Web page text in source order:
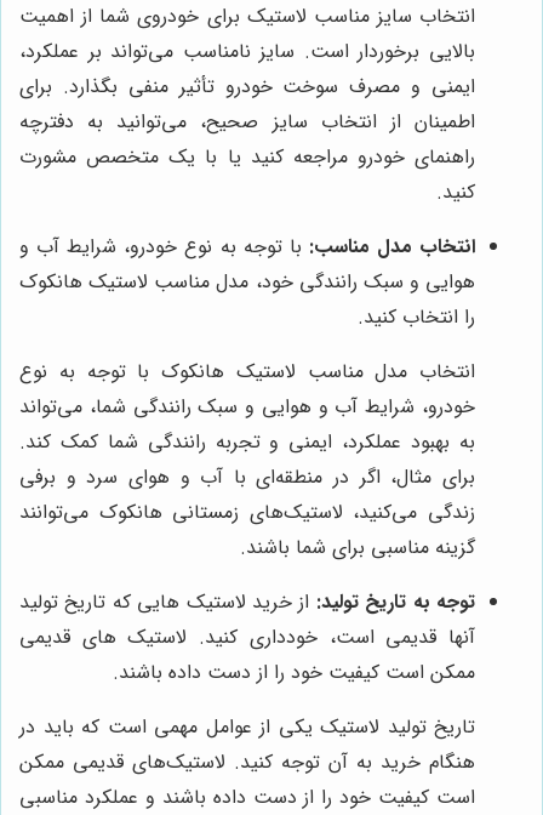
انتخاب سایز مناسب لاستیک برای خودروی شما از اهمیت
بالایی برخوردار است. سایز نامناسب می‌تواند بر عملکرد،
ایمنی و مصرف سوخت خودرو تأثیر منفی بگذارد. برای
اطمینان از انتخاب سایز صحیح، می‌توانید به دفترچه
راهنمای خودرو مراجعه کنید یا با یک متخصص مشورت
کنید.
انتخاب مدل مناسب: با توجه به نوع خودرو، شرایط آب و
هوایی و سبک رانندگی خود، مدل مناسب لاستیک هانکوک
را انتخاب کنید.
انتخاب مدل مناسب لاستیک هانکوک با توجه به نوع
خودرو، شرایط آب و هوایی و سبک رانندگی شما، می‌تواند
به بهبود عملکرد، ایمنی و تجربه رانندگی شما کمک کند.
برای مثال، اگر در منطقه‌ای با آب و هوای سرد و برفی
زندگی می‌کنید، لاستیک‌های زمستانی هانکوک می‌توانند
گزینه مناسبی برای شما باشند.
توجه به تاریخ تولید: از خرید لاستیک هایی که تاریخ تولید
آنها قدیمی است، خودداری کنید. لاستیک های قدیمی
ممکن است کیفیت خود را از دست داده باشند.
تاریخ تولید لاستیک یکی از عوامل مهمی است که باید در
هنگام خرید به آن توجه کنید. لاستیک‌های قدیمی ممکن
است کیفیت خود را از دست داده باشند و عملکرد مناسبی